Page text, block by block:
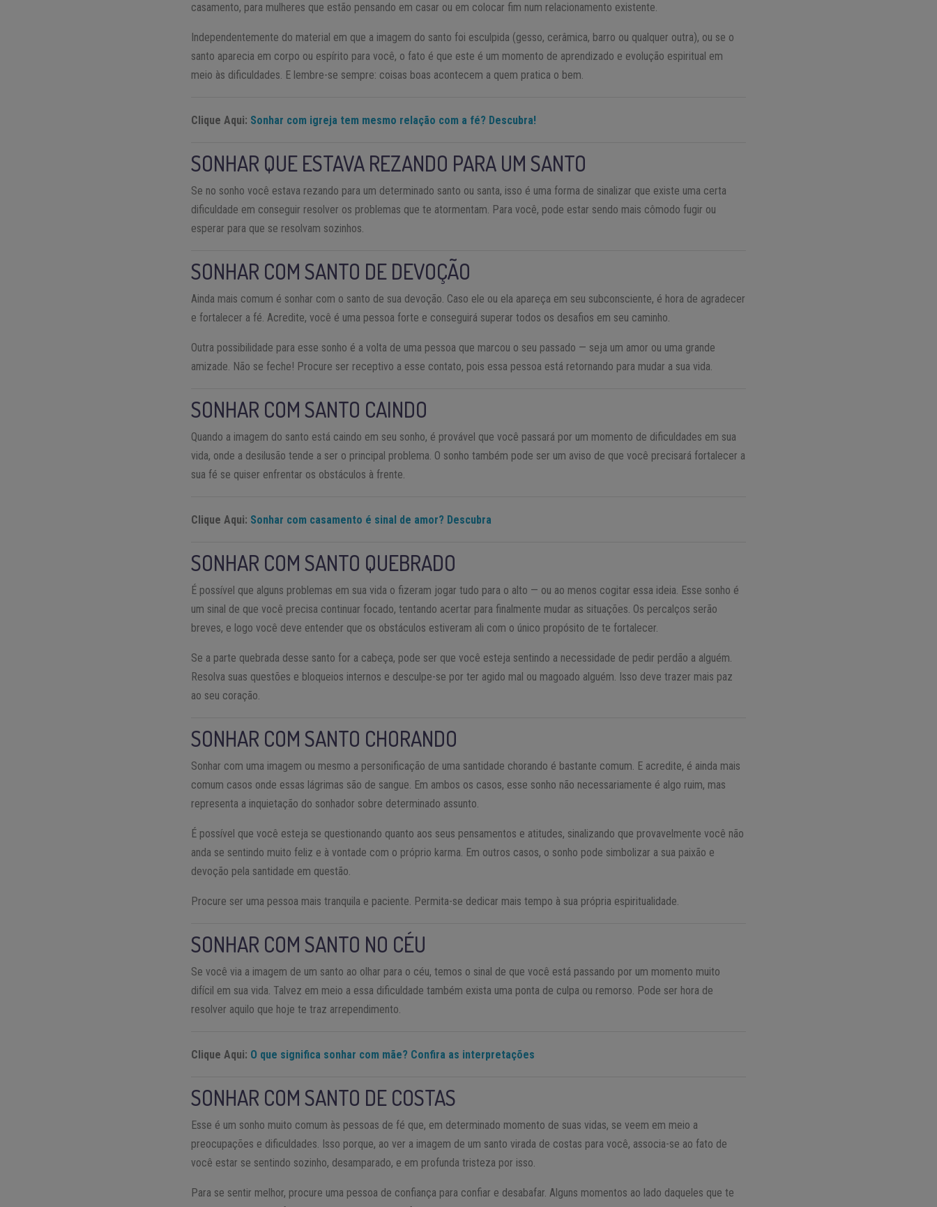
casamento, para mulheres que estão pensando em casar ou em colocar fim num relacionamento existente.
Independentemente do material em que a imagem do santo foi esculpida (gesso, cerâmica, barro ou qualquer outra), ou se o
santo aparecia em corpo ou espírito para você, o fato é que este é um momento de aprendizado e evolução espiritual em
meio às dificuldades. E lembre-se sempre: coisas boas acontecem a quem pratica o bem.
Clique Aqui: Sonhar com igreja tem mesmo relação com a fé? Descubra!
SONHAR QUE ESTAVA REZANDO PARA UM SANTO
Se no sonho você estava rezando para um determinado santo ou santa, isso é uma forma de sinalizar que existe uma certa
dificuldade em conseguir resolver os problemas que te atormentam. Para você, pode estar sendo mais cômodo fugir ou
esperar para que se resolvam sozinhos.
SONHAR COM SANTO DE DEVOÇÃO
Ainda mais comum é sonhar com o santo de sua devoção. Caso ele ou ela apareça em seu subconsciente, é hora de agradecer
e fortalecer a fé. Acredite, você é uma pessoa forte e conseguirá superar todos os desafios em seu caminho.
Outra possibilidade para esse sonho é a volta de uma pessoa que marcou o seu passado — seja um amor ou uma grande
amizade. Não se feche! Procure ser receptivo a esse contato, pois essa pessoa está retornando para mudar a sua vida.
SONHAR COM SANTO CAINDO
Quando a imagem do santo está caindo em seu sonho, é provável que você passará por um momento de dificuldades em sua
vida, onde a desilusão tende a ser o principal problema. O sonho também pode ser um aviso de que você precisará fortalecer a
sua fé se quiser enfrentar os obstáculos à frente.
Clique Aqui: Sonhar com casamento é sinal de amor? Descubra
SONHAR COM SANTO QUEBRADO
É possível que alguns problemas em sua vida o fizeram jogar tudo para o alto — ou ao menos cogitar essa ideia. Esse sonho é
um sinal de que você precisa continuar focado, tentando acertar para finalmente mudar as situações. Os percalços serão
breves, e logo você deve entender que os obstáculos estiveram ali com o único propósito de te fortalecer.
Se a parte quebrada desse santo for a cabeça, pode ser que você esteja sentindo a necessidade de pedir perdão a alguém.
Resolva suas questões e bloqueios internos e desculpe-se por ter agido mal ou magoado alguém. Isso deve trazer mais paz
ao seu coração.
SONHAR COM SANTO CHORANDO
Sonhar com uma imagem ou mesmo a personificação de uma santidade chorando é bastante comum. E acredite, é ainda mais
comum casos onde essas lágrimas são de sangue. Em ambos os casos, esse sonho não necessariamente é algo ruim, mas
representa a inquietação do sonhador sobre determinado assunto.
É possível que você esteja se questionando quanto aos seus pensamentos e atitudes, sinalizando que provavelmente você não
anda se sentindo muito feliz e à vontade com o próprio karma. Em outros casos, o sonho pode simbolizar a sua paixão e
devoção pela santidade em questão.
Procure ser uma pessoa mais tranquila e paciente. Permita-se dedicar mais tempo à sua própria espiritualidade.
SONHAR COM SANTO NO CÉU
Se você via a imagem de um santo ao olhar para o céu, temos o sinal de que você está passando por um momento muito
difícil em sua vida. Talvez em meio a essa dificuldade também exista uma ponta de culpa ou remorso. Pode ser hora de
resolver aquilo que hoje te traz arrependimento.
Clique Aqui: O que significa sonhar com mãe? Confira as interpretações
SONHAR COM SANTO DE COSTAS
Esse é um sonho muito comum às pessoas de fé que, em determinado momento de suas vidas, se veem em meio a
preocupações e dificuldades. Isso porque, ao ver a imagem de um santo virada de costas para você, associa-se ao fato de
você estar se sentindo sozinho, desamparado, e em profunda tristeza por isso.
Para se sentir melhor, procure uma pessoa de confiança para confiar e desabafar. Alguns momentos ao lado daqueles que te